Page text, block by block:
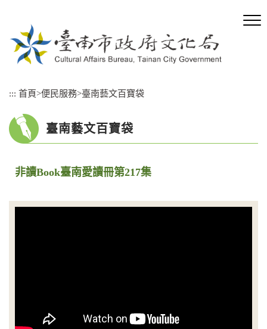
::: 首頁>便民服務>臺南藝文百寶袋
臺南藝文百寶袋
非讀Book臺南愛讀冊第217集